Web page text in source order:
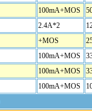
100mA+MOS
2.4A*2
+MOS
100mA+MOS
100mA+MOS
100mA+MOS